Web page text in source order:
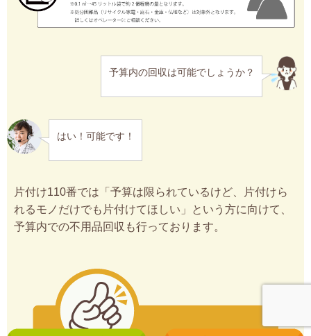
予算内の回収は可能でしょうか？
はい！可能です！
片付け110番では「予算は限られているけど、片付けら
れるモノだけでも片付けてほしい」という方に向けて、
予算内での不用品回収も行っております。